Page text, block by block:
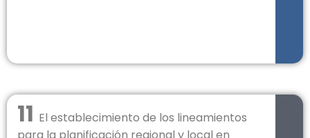
11 El establecimiento de los lineamientos